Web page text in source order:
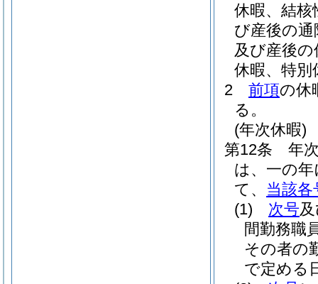
休暇、結核
び産後の
及び産後の
休暇、特別
2
前項の休
る。
(年次休暇)
第12条
年
は、一の
て、 当該各
(1)
次号
間勤務職
その者の
で定める